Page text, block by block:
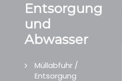
Entsorgung
und
Abwasser
Müllabfuhr /
Entsorgung